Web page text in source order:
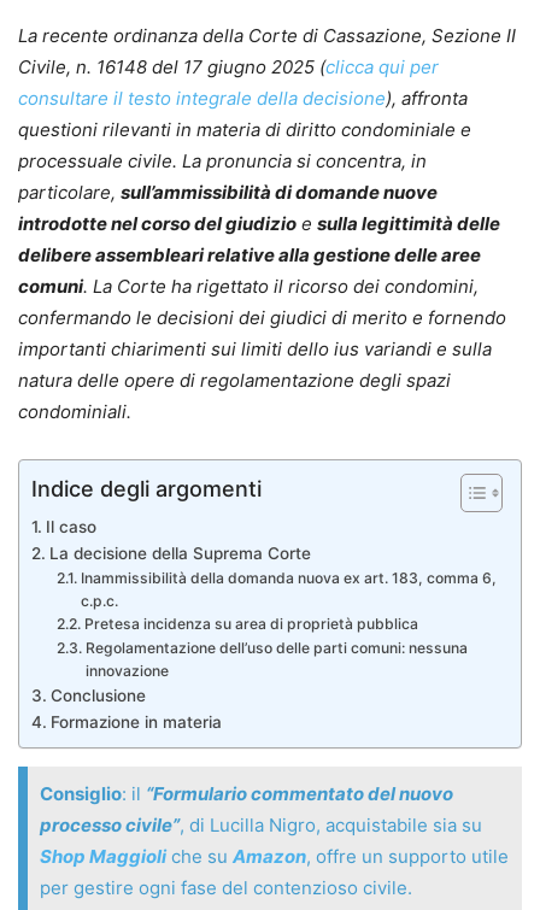
La recente ordinanza della Corte di Cassazione, Sezione II
Civile, n. 16148 del 17 giugno 2025 (clicca qui per
consultare il testo integrale della decisione), affronta
questioni rilevanti in materia di diritto condominiale e
processuale civile. La pronuncia si concentra, in
particolare, sull’ammissibilità di domande nuove
introdotte nel corso del giudizio e sulla legittimità delle
delibere assembleari relative alla gestione delle aree
comuni. La Corte ha rigettato il ricorso dei condomini,
confermando le decisioni dei giudici di merito e fornendo
importanti chiarimenti sui limiti dello ius variandi e sulla
natura delle opere di regolamentazione degli spazi
condominiali.
Indice degli argomenti
Il caso
La decisione della Suprema Corte
Inammissibilità della domanda nuova ex art. 183, comma 6,
c.p.c.
Pretesa incidenza su area di proprietà pubblica
Regolamentazione dell’uso delle parti comuni: nessuna
innovazione
Conclusione
Formazione in materia
Consiglio: il “Formulario commentato del nuovo
processo civile”, di Lucilla Nigro, acquistabile sia su
Shop Maggioliche su Amazon, offre un supporto utile
per gestire ogni fase del contenzioso civile.